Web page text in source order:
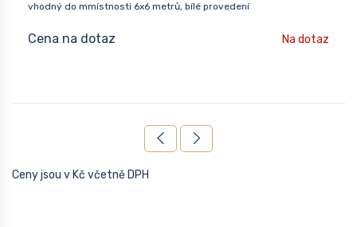
vhodný do mmístnosti 6x6 metrů, bílé provedení
Cena na dotaz Na dotaz
Ceny jsou v Kč včetně DPH